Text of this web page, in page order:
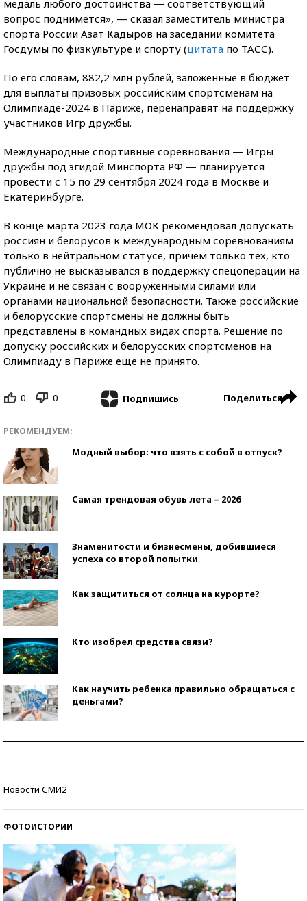
медаль любого достоинства — соответствующий
вопрос поднимется», — сказал заместитель министра
спорта России Азат Кадыров на заседании комитета
Госдумы по физкультуре и спорту (цитата по ТАСС).
По его словам, 882,2 млн рублей, заложенные в бюджет
для выплаты призовых российским спортсменам на
Олимпиаде-2024 в Париже, перенаправят на поддержку
участников Игр дружбы.
Международные спортивные соревнования — Игры
дружбы под эгидой Минспорта РФ — планируется
провести с 15 по 29 сентября 2024 года в Москве и
Екатеринбурге.
В конце марта 2023 года МОК рекомендовал допускать
россиян и белорусов к международным соревнованиям
только в нейтральном статусе, причем только тех, кто
публично не высказывался в поддержку спецоперации на
Украине и не связан с вооруженными силами или
органами национальной безопасности. Также российские
и белорусские спортсмены не должны быть
представлены в командных видах спорта. Решение по
допуску российских и белорусских спортсменов на
Олимпиаду в Париже еще не принято.
0 0 Подпишись Поделиться
РЕКОМЕНДУЕМ:
Модный выбор: что взять с собой в отпуск?
Самая трендовая обувь лета – 2026
Знаменитости и бизнесмены, добившиеся
успеха со второй попытки
Как защититься от солнца на курорте?
Кто изобрел средства связи?
Как научить ребенка правильно обращаться с
деньгами?
Новости СМИ2
ФОТОИСТОРИИ